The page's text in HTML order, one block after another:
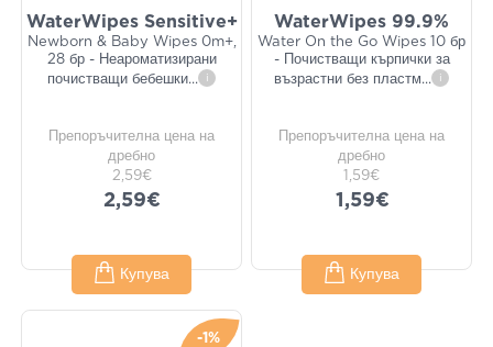
WaterWipes Sensitive+
Newborn & Baby Wipes 0m+,
28 бр - Неароматизирани
почистващи бебешки... i
Препоръчителна цена на
дребно
2,59€
2,59€
Купува
WaterWipes 99.9%
Water On the Go Wipes 10 бр
- Почистващи кърпички за
възрастни без пластм... i
Препоръчителна цена на
дребно
1,59€
1,59€
Купува
-1%